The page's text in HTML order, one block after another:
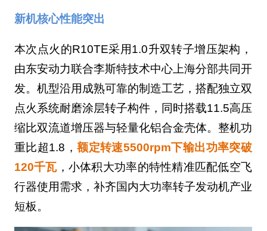
新机核心性能突出
本次点火的R10TE采用1.0升双转子增压架构，
由东安动力联合李斯特技术中心上海分部共同开
发。机型沿用成熟可靠的制造工艺，搭配独立双
点火系统耐磨涂层转子构件，同时搭载11.5高压
缩比双流道增压器与轻量化铝合金壳体。整机功
重比超1.8，额定转速5500rpm下输出功率突破
120千瓦，小体积大功率的特性精准匹配低空飞
行器使用需求，补齐国内大功率转子发动机产业
短板。